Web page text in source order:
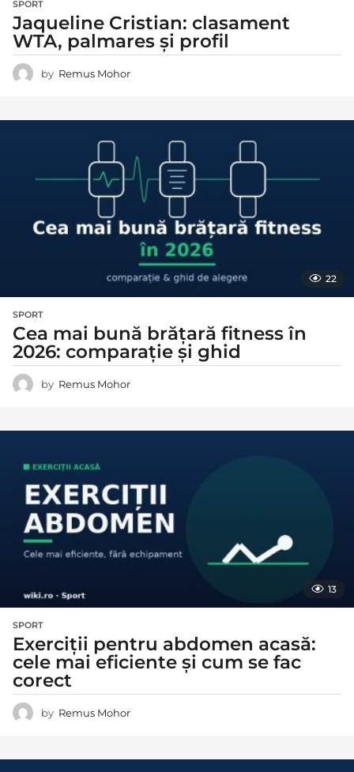
SPORT
Jaqueline Cristian: clasament
WTA, palmares și profil
by Remus Mohor
22
SPORT
Cea mai bună brățară fitness în
2026: comparație și ghid
by Remus Mohor
13
SPORT
Exerciții pentru abdomen acasă:
cele mai eficiente și cum se fac
corect
by Remus Mohor